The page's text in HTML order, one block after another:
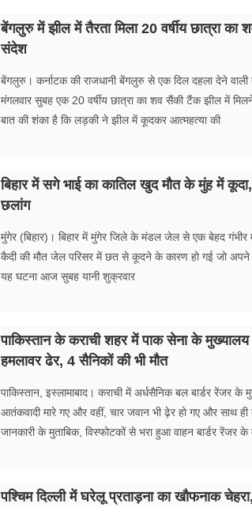
बेंगलुरु में झील में तैरता मिला 20 वर्षीय छात्रा का
संदेश
बेंगलुरु। कर्नाटक की राजधानी बेंगलुरु से एक​ दिल दहला देने
मंगलवार सुबह एक 20 वर्षीय छात्रा का शव सैंकी टैंक झील में
बात की शंका है कि लड़की ने झील में कूदकर आत्महत्या की
बिहार में सगे भाई का कातिल खुद मौत के मुंह में
छलांग
मुंगेर (बिहार)। बिहार में मुंगेर जिले के मंडल जेल से एक बेहद गंभीर
कैदी की मौत जेल परिसर में छत से कूदने के कारण हो गई जो अपने
यह घटना आज सुबह यानी शुक्रवार
पाकिस्तान के कराची शहर में पाक सेना के
हमलावर ढेर, 4 सैनिकों की भी मौत
पाकिस्तान, इस्लामाबाद। कराची में अर्धसैनिक बल बार्डर रेंजर
आतंकवादी मारे गए और वहीं, चार जवान भी ढ़ेर हो गए और साथ
जानकारी के मुताबिक, विस्फोटकों से भरा हुआ वाहन बार्डर रेंजर
पश्चिम दिल्ली में घरेलू प्रताड़ना का खौफनाक